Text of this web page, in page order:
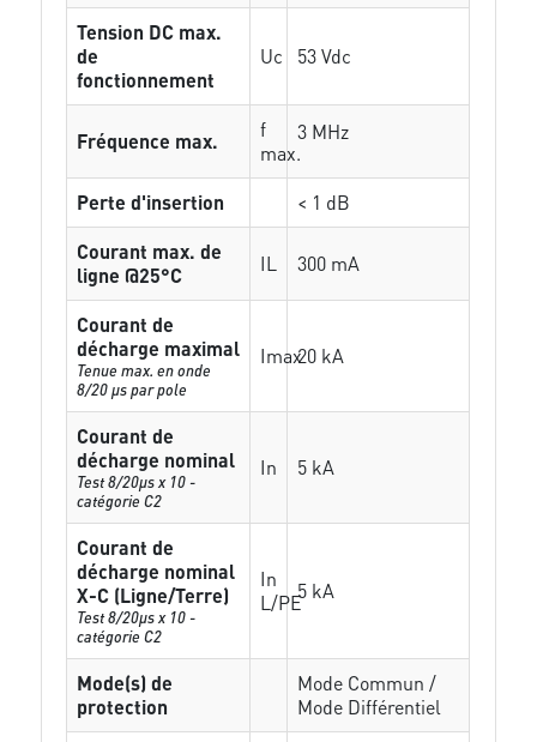
Tension DC max.
de
fonctionnement
Uc 53 Vdc
Fréquence max.
f
max.
3 MHz
Perte d'insertion
< 1 dB
Courant max. de
ligne @25°C
IL 300 mA
Courant de
décharge maximal
Tenue max. en onde
8/20 µs par pole
Imax20 kA
Courant de
décharge nominal
Test 8/20µs x 10 -
catégorie C2
In 5 kA
Courant de
décharge nominal
X-C (Ligne/Terre)
Test 8/20µs x 10 -
catégorie C2
In
L/PE5 kA
Mode(s) de
protection
Mode Commun /
Mode Différentiel